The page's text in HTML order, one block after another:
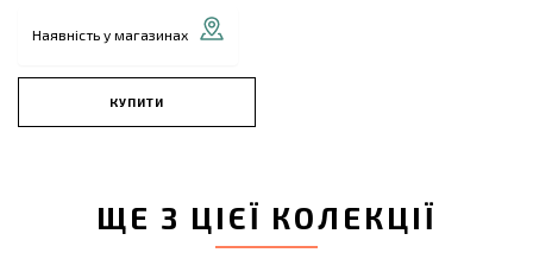
Наявність у магазинах
КУПИТИ
ЩЕ З ЦІЄЇ КОЛЕКЦІЇ